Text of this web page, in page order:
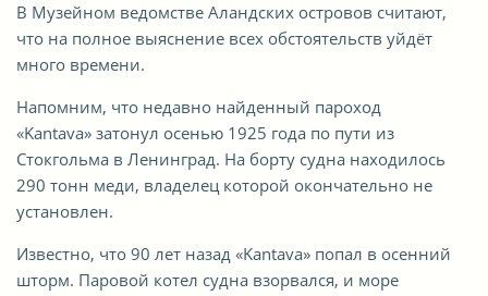
В Музейном ведомстве Аландских островов считают,
что на полное выяснение всех обстоятельств уйдёт
много времени.
Напомним, что недавно найденный пароход
«Kantava» затонул осенью 1925 года по пути из
Стокгольма в Ленинград. На борту судна находилось
290 тонн меди, владелец которой окончательно не
установлен.
Известно, что 90 лет назад «Kantava» попал в осенний
шторм. Паровой котел судна взорвался, и море